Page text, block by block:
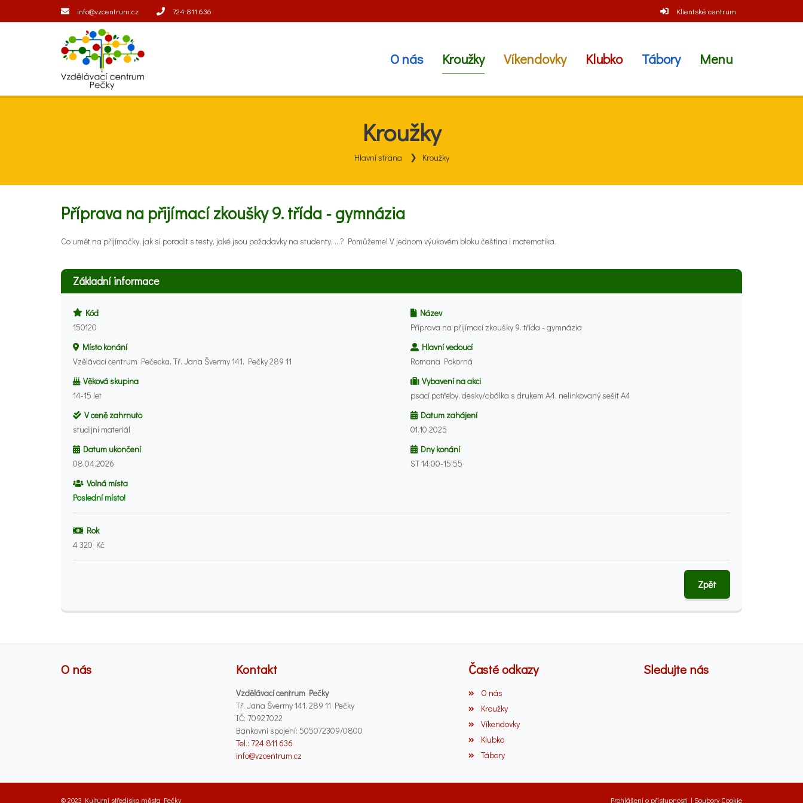
info@vzcentrum.cz 724 811 636 Klientské centrum
O nás Kroužky Víkendovky Klubko Tábory Menu
Kroužky
Hlavní strana Kroužky
Příprava na přijímací zkoušky 9. třída - gymnázia
Co umět na přijímačky, jak si poradit s testy, jaké jsou požadavky na studenty, ...? Pomůžeme! V jednom výukovém bloku čeština i matematika.
Základní informace
Kód
150120
Název
Příprava na přijímací zkoušky 9. třída - gymnázia
Místo konání
Vzělávací centrum Pečecka, Tř. Jana Švermy 141, Pečky 289 11
Hlavní vedoucí
Romana Pokorná
Věková skupina
14-15 let
Vybavení na akci
psací potřeby, desky/obálka s drukem A4, nelinkovaný sešit A4
V ceně zahrnuto
studijní materiál
Datum zahájení
01.10.2025
Datum ukončení
08.04.2026
Dny konání
ST 14:00-15:55
Volná místa
Poslední místo!
Rok
4 320 Kč
Zpět
O nás Kontakt
Vzdělávací centrum Pečky
Tř. Jana Švermy 141, 289 11 Pečky
IČ: 70927022
Bankovní spojení: 505072309/0800
Tel.: 724 811 636
info@vzcentrum.cz
Časté odkazy
O nás
Kroužky
Víkendovky
Klubko
Tábory
Sledujte nás
© 2023 Kulturní středisko města Pečky Prohlášení o přístupnosti | Soubory Cookie